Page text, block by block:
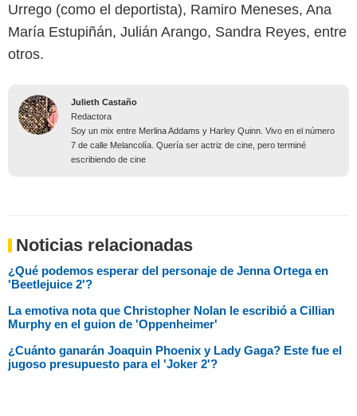
Urrego (como el deportista), Ramiro Meneses, Ana
María Estupiñán, Julián Arango, Sandra Reyes, entre
otros.
Julieth Castaño
Redactora
Soy un mix entre Merlina Addams y Harley Quinn. Vivo en el número
7 de calle Melancolía. Quería ser actriz de cine, pero terminé
escribiendo de cine
Noticias relacionadas
¿Qué podemos esperar del personaje de Jenna Ortega en
'Beetlejuice 2'?
La emotiva nota que Christopher Nolan le escribió a Cillian
Murphy en el guion de 'Oppenheimer'
¿Cuánto ganarán Joaquin Phoenix y Lady Gaga? Este fue el
jugoso presupuesto para el 'Joker 2'?